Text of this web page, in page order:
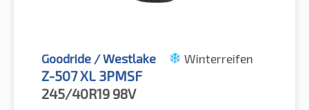
Goodride / Westlake Winterreifen
Z-507 XL 3PMSF
245/40R19 98V